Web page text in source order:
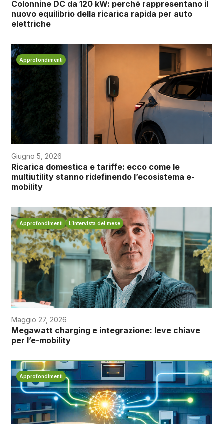
Colonnine DC da 120 kW: perché rappresentano il
nuovo equilibrio della ricarica rapida per auto
elettriche
Approfondimenti
Giugno 5, 2026
Ricarica domestica e tariffe: ecco come le
multiutility stanno ridefinendo l’ecosistema e-
mobility
Approfondimenti L’intervista del mese
Maggio 27, 2026
Megawatt charging e integrazione: leve chiave
per l’e-mobility
Approfondimenti